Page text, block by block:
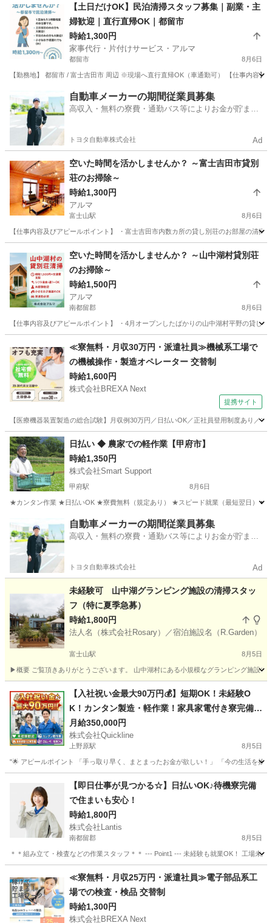
軽作業 4勤2休
【土日だけOK】民泊清掃スタッフ募集｜副業・主
婦歓迎｜直行直帰OK｜都留市
時給1,300円
家事代行・片付けサービス・アルマ
都留市 8月6日
【勤務地】 都留市 / 富士吉田市 周辺 ※現場へ直行直帰OK（車通勤可） 【仕事内容
清掃 時給
自動車メーカーの期間従業員募集
高収入・無料の寮費・通勤バス等によりお金が貯まり
トヨタ自動車株式会社 Ad
空いた時間を活かしませんか？ ～富士吉田市貸別
荘のお掃除～
時給1,300円
アルマ
富士山駅 8月6日
【仕事内容及びアピールポイント】 ・富士吉田市内数カ所の貸し別荘のお部屋の清
富士吉田市 富士山駅 清掃 別荘
空いた時間を活かしませんか？ ～山中湖村貸別荘
のお掃除～
時給1,500円
アルマ
南都留郡 8月6日
【仕事内容及びアピールポイント】 ・4月オープンしたばかりの山中湖村平野の貸し
清掃 別荘
≪寮無料・月収30万円・派遣社員≫機械系工場で
の機械操作・製造オペレーター 交替制
時給1,600円
株式会社BREXA Next
提携サイト
【医療機器装置製造の総合試験】月収例30万円／日払いOK／正社員登用制度あり
山梨 その他
日払い ◆ 農家での軽作業【甲府市】
時給1,350円
株式会社Smart Support
甲府駅 8月6日
★カンタン作業 ★日払いOK ★寮費無料（規定あり） ★スピード就業（最短翌日） ■
甲府駅 仕分け 雑草
自動車メーカーの期間従業員募集
高収入・無料の寮費・通勤バス等によりお金が貯まり
トヨタ自動車株式会社 Ad
未経験可 山中湖グランピング施設の清掃スタッ
フ（特に夏季急募）
時給1,800円
法人名（株式会社Rosary）／宿泊施設名（R.Garden）
富士山駅 8月5日
▶概要 ご覧頂きありがとうございます。 山中湖村にある小規模なグランピング施設
富士山駅 軽作業 時給
【入社祝い金最大90万円💰】短期OK！未経験O
K！カンタン製造・軽作業！家具家電付き寮完備
🏠
月給350,000円
株式会社Quickline
上野原駅 8月5日
"🌟 アピールポイント 「手っ取り早く、まとまったお金が欲しい！」 「今の生活を抜
上野原駅 工場 時給
【即日仕事が見つかる☆】日払いOK♪待機寮完備
で住まいも安心！
時給1,800円
株式会社Lantis
南都留郡 8月5日
＊＊組み立て・検査などの作業スタッフ＊＊ --- Point1 --- 未経験も就業OK！ 工場未
工場 スタッフ
≪寮無料・月収25万円・派遣社員≫電子部品系工
場での検査・検品 交替制
時給1,300円
株式会社BREXA Next